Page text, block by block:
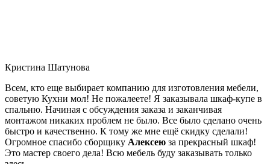
Кристина Шатунова
Всем, кто еще выбирает компанию для изготовления мебели,
советую Кухни мол! Не пожалеете! Я заказывала шкаф-купе в
спальню. Начиная с обсуждения заказа и заканчивая
монтажом никаких проблем не было. Все было сделано очень
быстро и качественно. К тому же мне ещё скидку сделали!
Огромное спасибо сборщику Алексею за прекрасный шкаф!
Это мастер своего дела! Всю мебель буду заказывать только